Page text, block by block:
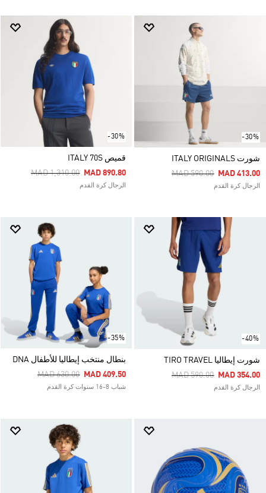
-30%
شورت ITALY ORIGINALS
Price Reduced From
MAD 590.00ToMAD 413.00
الرجال كرة القدم
-30%
قميص ITALY 70S
Price Reduced From
MAD 1,310.00ToMAD 890.80
الرجال كرة القدم
-40%
شورت إيطاليا TIRO TRAVEL
Price Reduced From
MAD 590.00ToMAD 354.00
الرجال كرة القدم
-35%
بنطال منتخب إيطاليا للأطفال DNA
Price Reduced From
MAD 630.00ToMAD 409.50
شباب 8-16 سنوات كرة القدم